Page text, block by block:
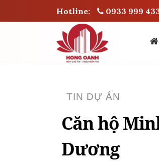
Hotline: 0933 999
TIN DỰ ÁN
Căn hộ
Dương